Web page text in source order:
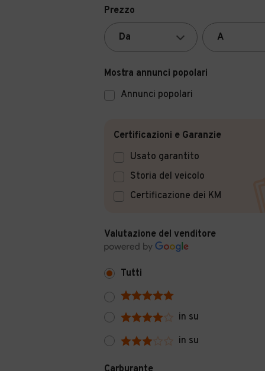
Prezzo
Mostra annunci popolari
Annunci popolari
Certificazioni e Garanzie
Usato garantito
Storia del veicolo
Certificazione dei KM
Valutazione del venditore
Tutti
in su
in su